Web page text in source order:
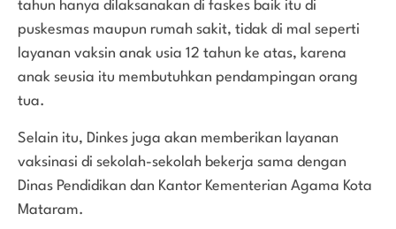
tahun hanya dilaksanakan di faskes baik itu di
puskesmas maupun rumah sakit, tidak di mal seperti
layanan vaksin anak usia 12 tahun ke atas, karena
anak seusia itu membutuhkan pendampingan orang
tua.
Selain itu, Dinkes juga akan memberikan layanan
vaksinasi di sekolah-sekolah bekerja sama dengan
Dinas Pendidikan dan Kantor Kementerian Agama Kota
Mataram.